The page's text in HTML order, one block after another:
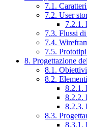
7.1.
7.2. User
7.2.1.
7.3. Flussi
7.4.
7.5.
8. Progettazione
8.1.
8.2.
8.2.1.
8.2.2.
8.2.3.
8.3.
8.3.1.